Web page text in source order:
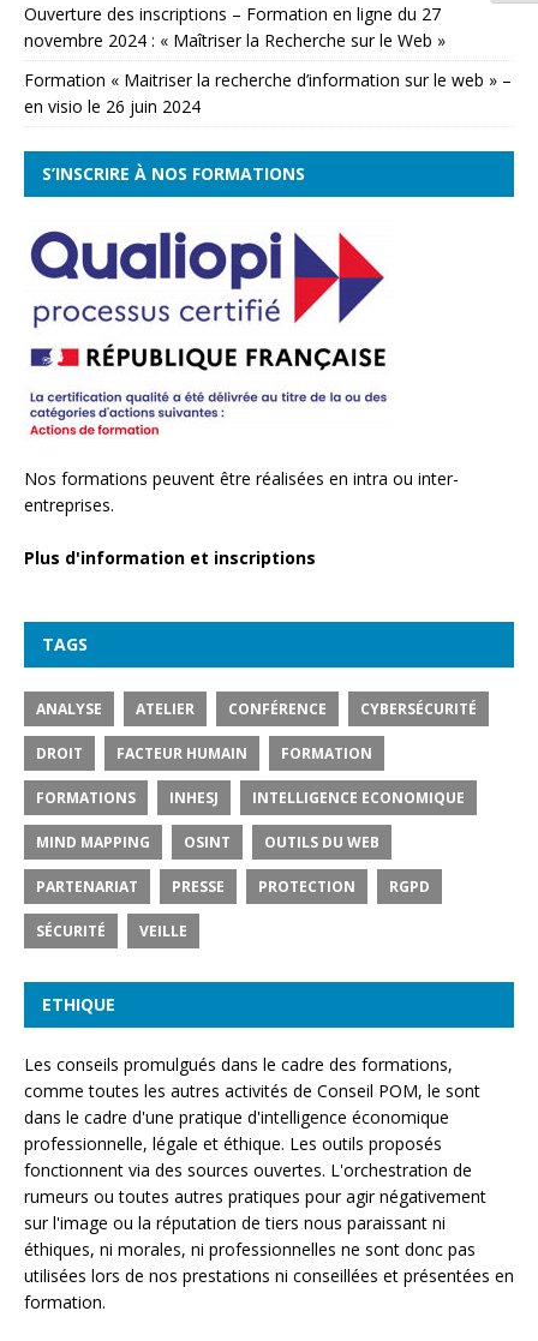
Ouverture des inscriptions – Formation en ligne du 27
novembre 2024 : « Maîtriser la Recherche sur le Web »
Formation « Maitriser la recherche d’information sur le web » –
en visio le 26 juin 2024
S’INSCRIRE À NOS FORMATIONS
Nos formations peuvent être réalisées en intra ou inter-
entreprises.
Plus d'information et inscriptions
TAGS
ANALYSE ATELIER CONFÉRENCE CYBERSÉCURITÉ
DROIT FACTEUR HUMAIN FORMATION
FORMATIONS INHESJ INTELLIGENCE ECONOMIQUE
MIND MAPPING OSINT OUTILS DU WEB
PARTENARIAT PRESSE PROTECTION RGPD
SÉCURITÉ VEILLE
ETHIQUE
Les conseils promulgués dans le cadre des formations,
comme toutes les autres activités de Conseil POM, le sont
dans le cadre d'une pratique d'intelligence économique
professionnelle, légale et éthique. Les outils proposés
fonctionnent via des sources ouvertes. L'orchestration de
rumeurs ou toutes autres pratiques pour agir négativement
sur l'image ou la réputation de tiers nous paraissant ni
éthiques, ni morales, ni professionnelles ne sont donc pas
utilisées lors de nos prestations ni conseillées et présentées en
formation.